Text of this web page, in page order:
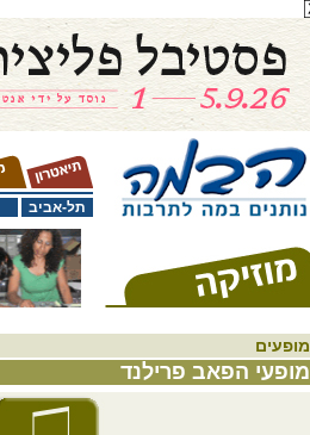
תל-אביב
מופעים
מופעי הפאב פרילנד